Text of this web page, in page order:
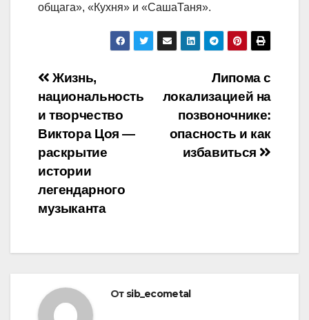
общага», «Кухня» и «СашаТаня».
Навигация
по
записям
Липома с
локализацией на
позвоночнике:
опасность и как
избавиться
Жизнь,
национальность
и творчество
Виктора Цоя —
раскрытие
истории
легендарного
музыканта
От sib_ecometal